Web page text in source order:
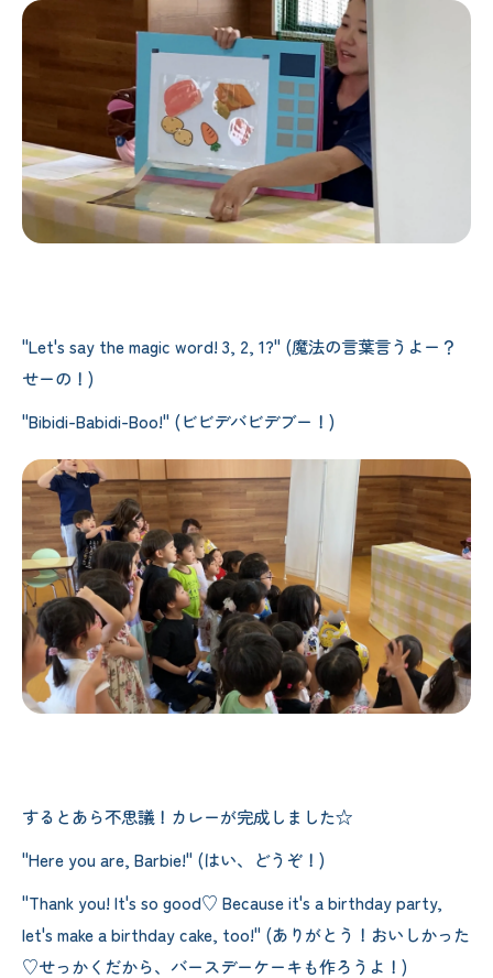
"Let's say the magic word! 3, 2, 1?" (魔法の言葉言うよー？
せーの！)
"Bibidi-Babidi-Boo!" (ビビデバビデブー！)
するとあら不思議！カレーが完成しました☆
"Here you are, Barbie!" (はい、どうぞ！)
"Thank you! It's so good♡ Because it's a birthday party,
let's make a birthday cake, too!" (ありがとう！おいしかった
♡せっかくだから、バースデーケーキも作ろうよ！)